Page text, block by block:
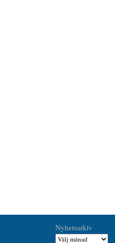
Nyhetsarkiv